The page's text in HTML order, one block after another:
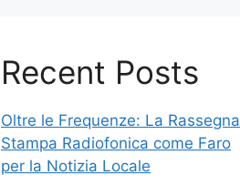
Recent Posts
Oltre le Frequenze: La Rassegna
Stampa Radiofonica come Faro
per la Notizia Locale